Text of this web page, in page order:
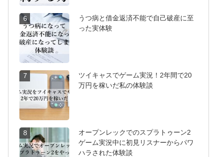
6
うつ病と借金返済不能で自己破産に至
った実体験
7
ツイキャスでゲーム実況！2年間で20
万円を稼いだ私の体験談
8
オープンレックでのスプラトゥーン2
ゲーム実況中に初見リスナーからパワ
ハラされた体験談